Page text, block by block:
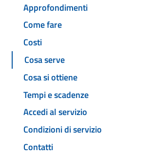
Approfondimenti
Come fare
Costi
Cosa serve
Cosa si ottiene
Tempi e scadenze
Accedi al servizio
Condizioni di servizio
Contatti